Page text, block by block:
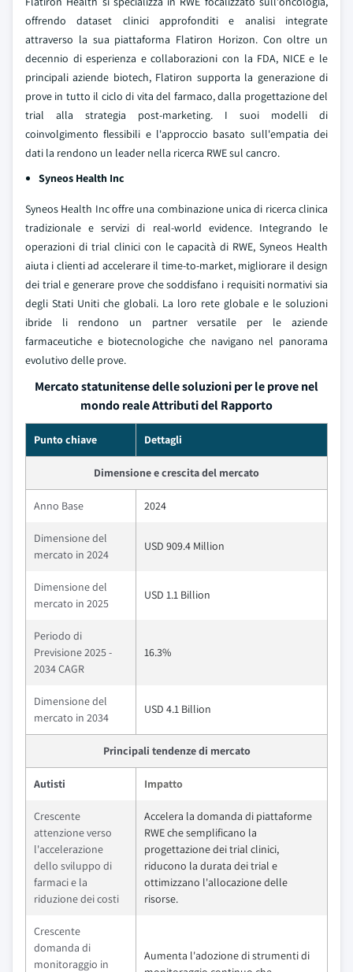
offrendo dataset clinici approfonditi e analisi integrate
attraverso la sua piattaforma Flatiron Horizon. Con oltre un
decennio di esperienza e collaborazioni con la FDA, NICE e le
principali aziende biotech, Flatiron supporta la generazione di
prove in tutto il ciclo di vita del farmaco, dalla progettazione del
trial alla strategia post-marketing. I suoi modelli di
coinvolgimento flessibili e l'approccio basato sull'empatia dei
dati la rendono un leader nella ricerca RWE sul cancro.
Syneos Health Inc
Syneos Health Inc offre una combinazione unica di ricerca clinica
tradizionale e servizi di real-world evidence. Integrando le
operazioni di trial clinici con le capacità di RWE, Syneos Health
aiuta i clienti ad accelerare il time-to-market, migliorare il design
dei trial e generare prove che soddisfano i requisiti normativi sia
degli Stati Uniti che globali. La loro rete globale e le soluzioni
ibride li rendono un partner versatile per le aziende
farmaceutiche e biotecnologiche che navigano nel panorama
evolutivo delle prove.
Mercato statunitense delle soluzioni per le prove nel
mondo reale Attributi del Rapporto
Punto chiave Dettagli
Dimensione e crescita del mercato
Anno Base 2024
Dimensione del
mercato in 2024
USD 909.4 Million
Dimensione del
mercato in 2025
USD 1.1 Billion
Periodo di
Previsione 2025 -
2034 CAGR
16.3%
Dimensione del
mercato in 2034
USD 4.1 Billion
Principali tendenze di mercato
Autisti Impatto
Crescente
attenzione verso
l'accelerazione
dello sviluppo di
farmaci e la
riduzione dei costi
Accelera la domanda di piattaforme
RWE che semplificano la
progettazione dei trial clinici,
riducono la durata dei trial e
ottimizzano l'allocazione delle
risorse.
Crescente
domanda di
monitoraggio in
Aumenta l'adozione di strumenti di